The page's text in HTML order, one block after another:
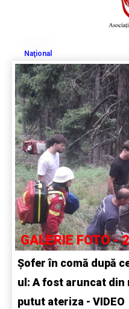
Naţional
GALERIE FOTO
Șofer în comă după
ul: A fost aruncat din
putut ateriza - VIDEO